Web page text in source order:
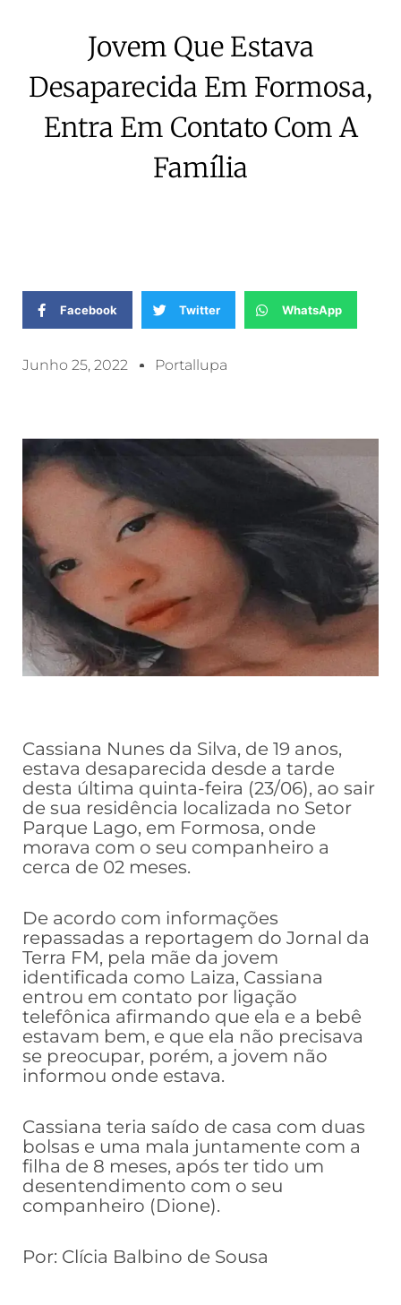
Jovem Que Estava
Desaparecida Em Formosa,
Entra Em Contato Com A
Família
Facebook Twitter WhatsApp
Junho 25, 2022 Portallupa
Cassiana Nunes da Silva, de 19 anos,
estava desaparecida desde a tarde
desta última quinta-feira (23/06), ao sair
de sua residência localizada no Setor
Parque Lago, em Formosa, onde
morava com o seu companheiro a
cerca de 02 meses.
De acordo com informações
repassadas a reportagem do Jornal da
Terra FM, pela mãe da jovem
identificada como Laiza, Cassiana
entrou em contato por ligação
telefônica afirmando que ela e a bebê
estavam bem, e que ela não precisava
se preocupar, porém, a jovem não
informou onde estava.
Cassiana teria saído de casa com duas
bolsas e uma mala juntamente com a
filha de 8 meses, após ter tido um
desentendimento com o seu
companheiro (Dione).
Por: Clícia Balbino de Sousa